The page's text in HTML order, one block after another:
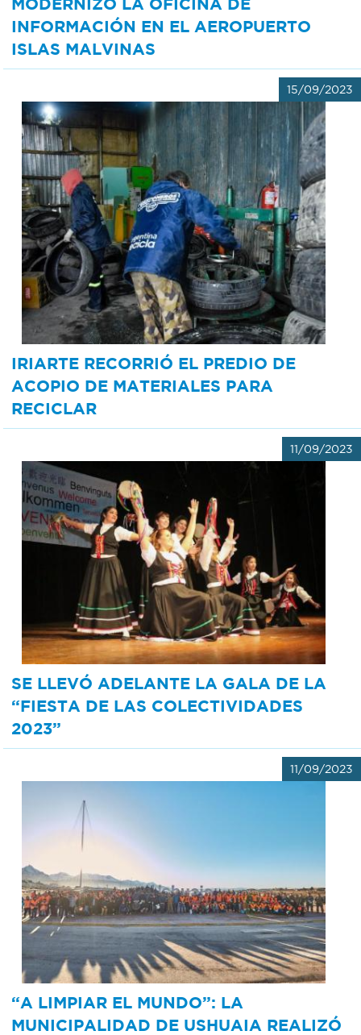
INFORMACIÓN EN EL AEROPUERTO
ISLAS MALVINAS
15/09/2023
IRIARTE RECORRIÓ EL PREDIO DE
ACOPIO DE MATERIALES PARA
RECICLAR
11/09/2023
SE LLEVÓ ADELANTE LA GALA DE LA
“FIESTA DE LAS COLECTIVIDADES
2023”
11/09/2023
“A LIMPIAR EL MUNDO”: LA
MUNICIPALIDAD DE USHUAIA REALIZÓ